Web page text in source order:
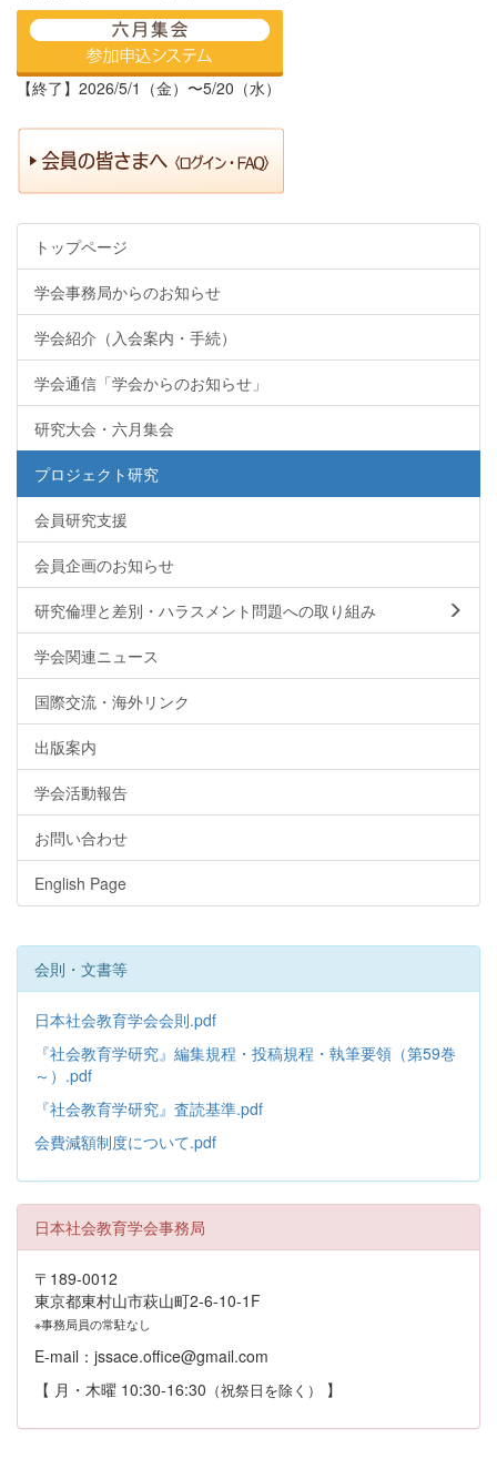
【終了】2026/5/1（金）〜5/20（水）
トップページ
学会事務局からのお知らせ
学会紹介（入会案内・手続）
学会通信「学会からのお知らせ」
研究大会・六月集会
プロジェクト研究
会員研究支援
会員企画のお知らせ
研究倫理と差別・ハラスメント問題への取り組み
学会関連ニュース
国際交流・海外リンク
出版案内
学会活動報告
お問い合わせ
English Page
会則・文書等
日本社会教育学会会則.pdf
『社会教育学研究』編集規程・投稿規程・執筆要領（第59巻
～）.pdf
『社会教育学研究』査読基準.pdf
会費減額制度について.pdf
日本社会教育学会事務局
〒189-0012
東京都東村山市萩山町2-6-10-1F
※事務局員の常駐なし
E-mail：jssace.office@gmail.com
【 月・木曜 10:30-16:30 （祝祭日を除く） 】